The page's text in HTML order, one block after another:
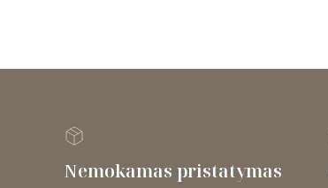
Nemokamas pristatymas